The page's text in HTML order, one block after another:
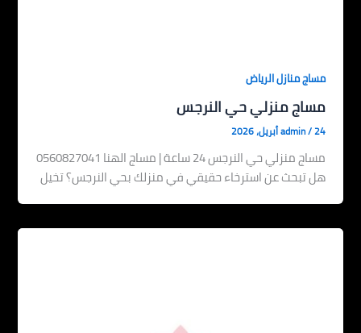
مساج منازل الرياض
مساج منزلي حي النرجس
admin/24 أبريل، 2026
مساج منزلي حي النرجس 24 ساعة | مساج الهنا 0560827041
هل تبحث عن استرخاء حقيقي في منزلك بحي النرجس؟ تخيل